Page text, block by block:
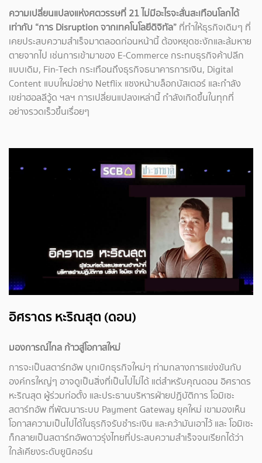
ความเปลี่ยนแปลงแห่งศตวรรษที่ 21 ไม่มีอะไรจะสั่นสะเทือนโลกได้
เท่ากับ “การ Disruption จากเทคโนโลยีดิจิทัล” ที่ทำให้ธุรกิจเดิมๆ ที่
เคยประสบความสำเร็จมาตลอดก่อนหน้านี้ ต้องหยุดชะงักและล้มหาย
ตายจากไป เช่นการเข้ามาของ E-Commerce กระทบธุรกิจค้าปลีก
แบบเดิม, Fin-Tech กระเทือนถึงธุรกิจธนาคารการเงิน, Digital
Content แบบใหม่อย่าง Netflix แซงหน้าบล็อกบัสเตอร์ และกำลัง
เขย่าฮอลลีวู้ด ฯลฯ การเปลี่ยนแปลงเหล่านี้ กำลังเกิดขึ้นในทุกที่
อย่างรวดเร็วขึ้นเรื่อยๆ
อิศราดร หะริณสุต (ดอน)
มองการณ์ไกล ก้าวสู่โอกาสใหม่
การจะเป็นสตาร์ทอัพ บุกเบิกธุรกิจใหม่ๆ ท่ามกลางการแข่งขันกับ
องค์กรใหญ่ๆ อาจดูเป็นสิ่งที่เป็นไปไม่ได้ แต่สำหรับคุณดอน อิศราดร
หะริณสุต ผู้ร่วมก่อตั้ง และประธานบริหารฝ่ายปฏิบัติการ โอมิเซะ
สตาร์ทอัพ ที่พัฒนาระบบ Payment Gateway ยุคใหม่ เขามองเห็น
โอกาสความเป็นไปได้ในธุรกิจรับชำระเงิน และคว้ามันเอาไว้ และ โอมิเซะ
ก็กลายเป็นสตาร์ทอัพดาวรุ่งไทยที่ประสบความสำเร็จจนเรียกได้ว่า
ใกล้เคียงระดับยูนิคอร์น